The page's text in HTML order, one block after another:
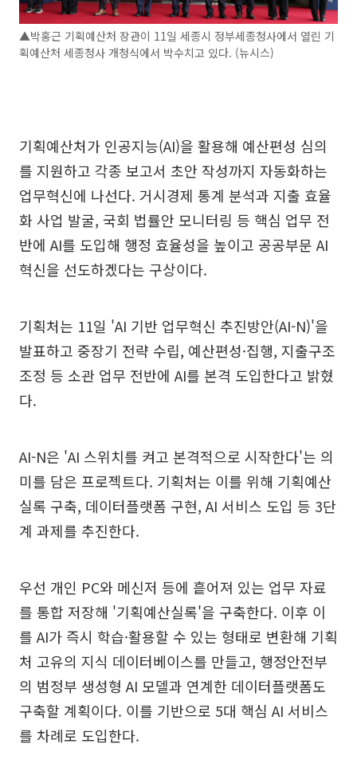
▲박홍근 기획예산처 장관이 11일 세종시 정부세종청사에서 열린 기
획예산처 세종청사 개청식에서 박수치고 있다. (뉴시스)
기획예산처가 인공지능(AI)을 활용해 예산편성 심의
를 지원하고 각종 보고서 초안 작성까지 자동화하는
업무혁신에 나선다. 거시경제 통계 분석과 지출 효율
화 사업 발굴, 국회 법률안 모니터링 등 핵심 업무 전
반에 AI를 도입해 행정 효율성을 높이고 공공부문 AI
혁신을 선도하겠다는 구상이다.
기획처는 11일 'AI 기반 업무혁신 추진방안(AI-N)'을
발표하고 중장기 전략 수립, 예산편성·집행, 지출구조
조정 등 소관 업무 전반에 AI를 본격 도입한다고 밝혔
다.
AI-N은 'AI 스위치를 켜고 본격적으로 시작한다'는 의
미를 담은 프로젝트다. 기획처는 이를 위해 기획예산
실록 구축, 데이터플랫폼 구현, AI 서비스 도입 등 3단
계 과제를 추진한다.
우선 개인 PC와 메신저 등에 흩어져 있는 업무 자료
를 통합 저장해 '기획예산실록'을 구축한다. 이후 이
를 AI가 즉시 학습·활용할 수 있는 형태로 변환해 기획
처 고유의 지식 데이터베이스를 만들고, 행정안전부
의 범정부 생성형 AI 모델과 연계한 데이터플랫폼도
구축할 계획이다. 이를 기반으로 5대 핵심 AI 서비스
를 차례로 도입한다.